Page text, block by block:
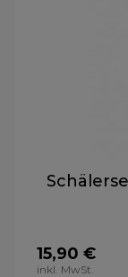
15,90 €
inkl. MwSt.